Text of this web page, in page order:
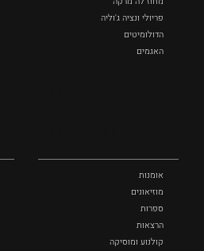
פריולי ונציה ג'וליה
הדולומיטים
האגמים
אומנות
מוזיאונים
ספרות
הרצאות
קולנוע ומוסיקה